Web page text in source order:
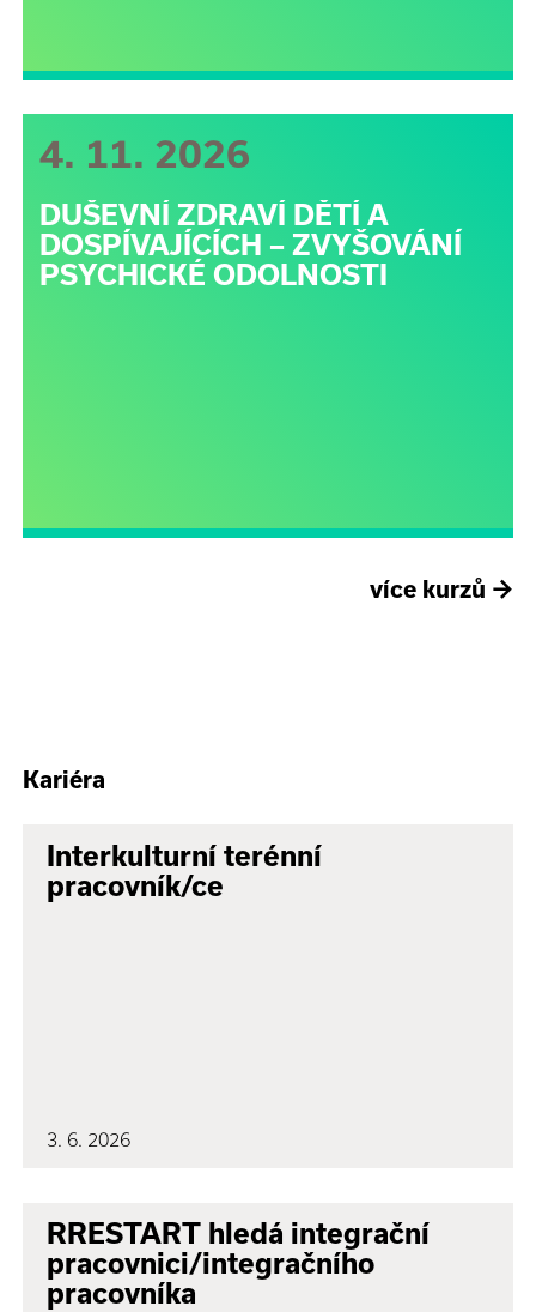
4. 11. 2026
DUŠEVNÍ ZDRAVÍ DĚTÍ A
DOSPÍVAJÍCÍCH – ZVYŠOVÁNÍ
PSYCHICKÉ ODOLNOSTI
více kurzů →
Kariéra
Interkulturní terénní
pracovník/ce
3. 6. 2026
RRESTART hledá integrační
pracovnici/integračního
pracovníka